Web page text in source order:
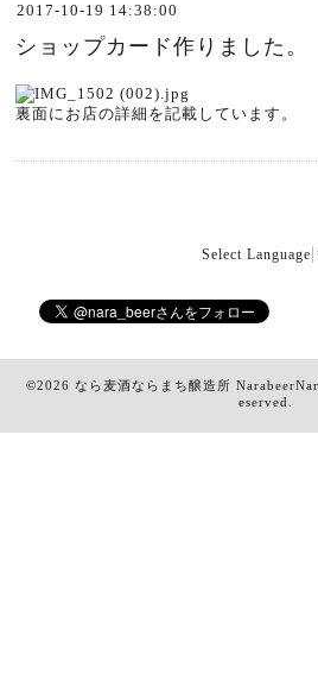
2017-10-19 14:38:00
ショップカード作りました。
裏面にお店の詳細を記載しています。
Select Language
©2026 なら麦酒ならまち醸造所
eserved.